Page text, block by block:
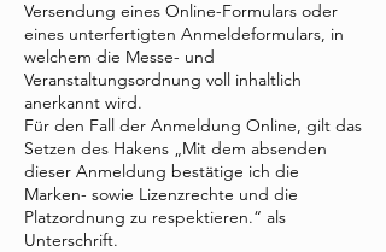
Versendung eines Online-Formulars oder
eines unterfertigten Anmeldeformulars, in
welchem die Messe- und
Veranstaltungsordnung voll inhaltlich
anerkannt wird.
Für den Fall der Anmeldung Online, gilt das
Setzen des Hakens „Mit dem absenden
dieser Anmeldung bestätige ich die
Marken- sowie Lizenzrechte und die
Platzordnung zu respektieren.“ als
Unterschrift.